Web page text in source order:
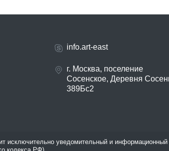
info.art-east
г. Москва, поселение
Сосенское, Деревня
389Бс2
уведомительный и информационный